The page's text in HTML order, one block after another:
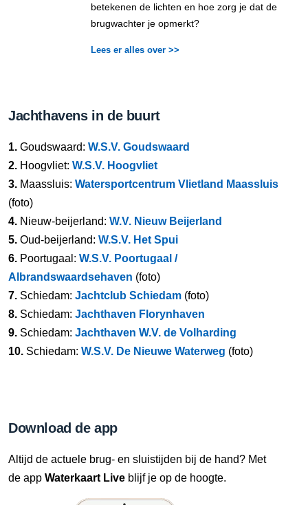
betekenen de lichten en hoe zorg je dat de
brugwachter je opmerkt?
Lees er alles over >>
Jachthavens in de buurt
1. Goudswaard: W.S.V. Goudswaard
2. Hoogvliet: W.S.V. Hoogvliet
3. Maassluis: Watersportcentrum Vlietland Maassluis
(foto)
4. Nieuw-beijerland: W.V. Nieuw Beijerland
5. Oud-beijerland: W.S.V. Het Spui
6. Poortugaal: W.S.V. Poortugaal /
Albrandswaardsehaven (foto)
7. Schiedam: Jachtclub Schiedam (foto)
8. Schiedam: Jachthaven Florynhaven
9. Schiedam: Jachthaven W.V. de Volharding
10. Schiedam: W.S.V. De Nieuwe Waterweg (foto)
Download de app
Altijd de actuele brug- en sluistijden bij de hand? Met
de app Waterkaart Live blijf je op de hoogte.